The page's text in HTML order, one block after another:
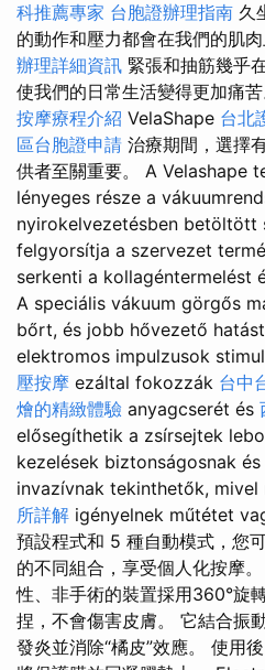
科推薦專家 台胞證辦理指南 久
的動作和壓力都會在我們的肌
辦理詳細資訊 緊張和抽筋幾乎
使我們的日常生活變得更加痛苦
按摩療程介紹 VelaShape 台北
區台胞證申請 治療期間，選擇
供者至關重要。 A Velashape
lényeges része a
nyirokelvezetésben betöltött
felgyorsítja a szervezet
serkenti a kollagéntermelést
A speciális vákuum görgős
bőrt, és jobb hővezető
elektromos impulzusok
壓按摩 ezáltal fokozzák 台中
燴的精緻體驗 anyagcserét és
elősegíthetik a zsírsejtek
kezelések biztonságosnak és
invazívnak tekinthetők, mivel
所詳解 igényelnek műtétet
預設程式和 5 種自動模式，您
的不同組合，享受個人化按摩
性、非手術的裝置採用360°旋
捏，不會傷害皮膚。 它結合振
發炎並消除“橘皮”效應。 使用